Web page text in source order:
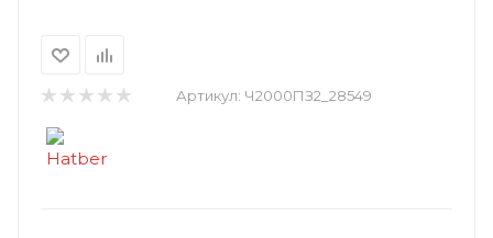
Артикул: Ч2000ПЗ2_28549